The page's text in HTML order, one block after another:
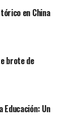
digital
en la
desafíos
en China
brote de
Educación: Un